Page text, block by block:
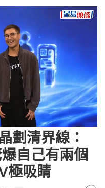
劃清界線：
自己有兩個
極吸睛